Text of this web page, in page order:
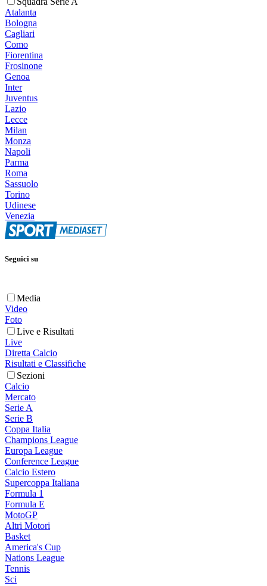
Atalanta
Bologna
Cagliari
Como
Fiorentina
Frosinone
Genoa
Inter
Juventus
Lazio
Lecce
Milan
Monza
Napoli
Parma
Roma
Sassuolo
Torino
Udinese
Venezia
Seguici su
Media
Video
Foto
Live e Risultati
Live
Diretta Calcio
Risultati e Classifiche
Sezioni
Calcio
Mercato
Serie A
Serie B
Coppa Italia
Champions League
Europa League
Conference League
Calcio Estero
Supercoppa Italiana
Formula 1
Formula E
MotoGP
Altri Motori
Basket
America's Cup
Nations League
Tennis
Sci